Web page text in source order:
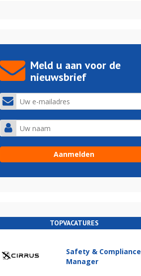
Meld u aan voor de
nieuwsbrief
TOPVACATURES
Safety & Compliance
Manager